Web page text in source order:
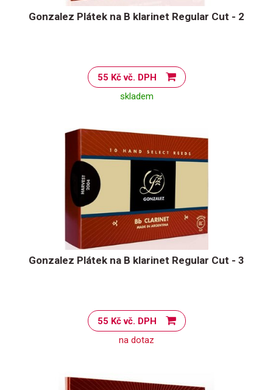
Gonzalez Plátek na B klarinet Regular Cut - 2
55 Kč vč. DPH
skladem
Gonzalez Plátek na B klarinet Regular Cut - 3
55 Kč vč. DPH
na dotaz